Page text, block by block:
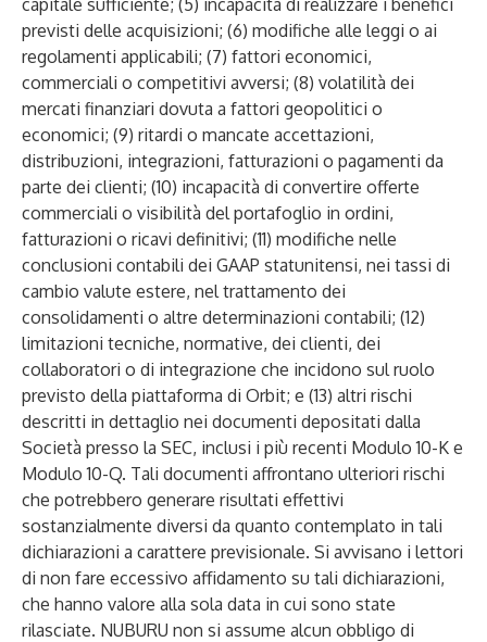
capitale sufficiente; (5) incapacità di realizzare i benefici
previsti delle acquisizioni; (6) modifiche alle leggi o ai
regolamenti applicabili; (7) fattori economici,
commerciali o competitivi avversi; (8) volatilità dei
mercati finanziari dovuta a fattori geopolitici o
economici; (9) ritardi o mancate accettazioni,
distribuzioni, integrazioni, fatturazioni o pagamenti da
parte dei clienti; (10) incapacità di convertire offerte
commerciali o visibilità del portafoglio in ordini,
fatturazioni o ricavi definitivi; (11) modifiche nelle
conclusioni contabili dei GAAP statunitensi, nei tassi di
cambio valute estere, nel trattamento dei
consolidamenti o altre determinazioni contabili; (12)
limitazioni tecniche, normative, dei clienti, dei
collaboratori o di integrazione che incidono sul ruolo
previsto della piattaforma di Orbit; e (13) altri rischi
descritti in dettaglio nei documenti depositati dalla
Società presso la SEC, inclusi i più recenti Modulo 10-K e
Modulo 10-Q. Tali documenti affrontano ulteriori rischi
che potrebbero generare risultati effettivi
sostanzialmente diversi da quanto contemplato in tali
dichiarazioni a carattere previsionale. Si avvisano i lettori
di non fare eccessivo affidamento su tali dichiarazioni,
che hanno valore alla sola data in cui sono state
rilasciate. NUBURU non si assume alcun obbligo di